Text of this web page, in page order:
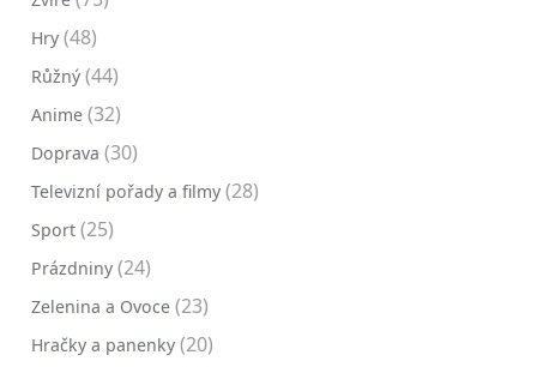
Hry (48)
Růžný (44)
Anime (32)
Doprava (30)
Televizní pořady a filmy (28)
Sport (25)
Prázdniny (24)
Zelenina a Ovoce (23)
Hračky a panenky (20)